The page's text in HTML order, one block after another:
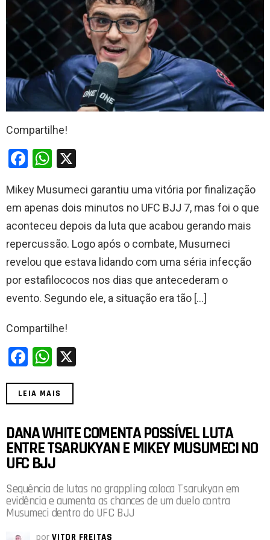
Compartilhe!
F
ce
b
o
o
k
W
at
s
A
p
p
Mikey Musumeci garantiu uma vitória por finalização
em apenas dois minutos no UFC BJJ 7, mas foi o que
aconteceu depois da luta que acabou gerando mais
repercussão. Logo após o combate, Musumeci
revelou que estava lidando com uma séria infecção
por estafilococos nos dias que antecederam o
evento. Segundo ele, a situação era tão […]
Compartilhe!
F
ce
o
o
k
W
at
A
p
p
LEIA MAIS
DANA WHITE COMENTA POSSÍVEL LUTA
ENTRE TSARUKYAN E MIKEY MUSUMECI NO
UFC BJJ
Sequência de lutas no grappling coloca Tsarukyan em
evidência e aumenta as chances de um duelo contra
Musumeci dentro do UFC BJJ
por VITOR FREITAS